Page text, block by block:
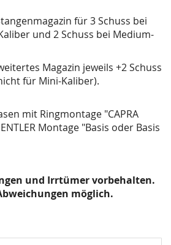
für 3 Schuss bei
und 2 Schuss bei Medium-
Magazin jeweils +2 Schuss
für Mini-Kaliber).
mit Ringmontage "CAPRA
Montage "Basis oder Basis
und Irrtümer vorbehalten.
möglich.